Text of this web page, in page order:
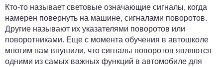
Кто-то называет световые означающие сигналы, когда
намерен повернуть на машине, сигналами поворотов.
Другие называют их указателями поворотов или
поворотниками. Еще с момента обучения в автошколе
многим нам внушили, что сигналы поворотов являются
одними из самых важных функций в автомобиле для